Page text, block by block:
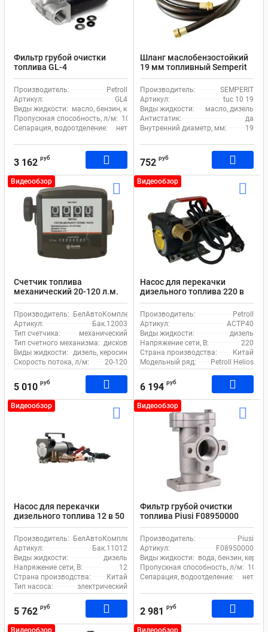
Фильтр грубой очистки
топлива GL-4
Производитель:
Petroll
Артикул:
GL4
Виды жидкости: масло, бензин, керосин, дизель
Пропускная способность, л/м: 105
Сепарация, водоотделение:
нет
3 162 руб
Шланг маслобензостойкий
19 мм топливный Semperit
TUC 10
Производитель:
SEMPERIT
Артикул:
tuc 10 19
Виды жидкости:
масло, дизель
Антистатик:
да
Внутренний диаметр, мм:
19
752 руб
Видеообзор
Счетчик топлива
механический 20-120 л.м.
Белак бак.12003 для
дизеля
Производитель: БелАвтоКомплект
Артикул:
Бак.12003
Тип счетчика:
механический
Тип счетного механизма: дисковой
Виды жидкости:
дизель, керосин
Скорость потока, л/м:
20-120
5 010 руб
Видеообзор
Насос для перекачки
дизельного топлива 220 в
Petroll Helios 40
Производитель:
Petroll
Артикул:
ACTP40
Виды жидкости:
дизель
Напряжение сети, В:
220
Страна производства:
Китай
Модельный ряд:
Petroll Helios
6 194 руб
Видеообзор
Насос для перекачки
дизельного топлива 12 в 50
л/м БелАк Стандарт
Производитель: БелАвтоКомплект
Артикул:
Бак.11012
Виды жидкости:
дизель
Напряжение сети, В:
12
Страна производства:
Китай
Тип насоса:
электрический
5 762 руб
Видеообзор
Фильтр грубой очистки
топлива Piusi F08950000
линейный 100 мкм
Производитель:
Piusi
Артикул:
F08950000
Виды жидкости: вода, бензин,
Пропускная способность, л/м: 105
Сепарация, водоотделение:
нет
2 981 руб
Видеообзор Видеообзор